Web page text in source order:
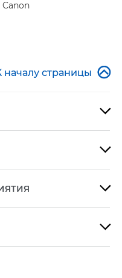
началу страницы 



